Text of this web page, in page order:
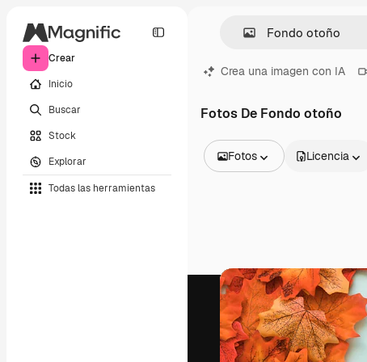
Crear
Inicio
Buscar
Stock
Explorar
Todas las herramientas
Crea una imagen con IA
Fotos De Fondo otoño
Fotos
Vídeos
Clips de vídeo
Motion graphics
Plantillas de vídeos
Iconos
Modelos 3D
Fuentes
Licencia